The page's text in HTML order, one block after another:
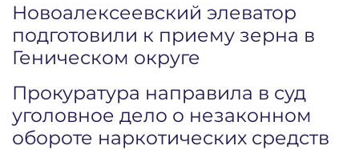
Новоалексеевский элеватор
подготовили к приему зерна в
Геническом округе
Прокуратура направила в суд
уголовное дело о незаконном
обороте наркотических средств